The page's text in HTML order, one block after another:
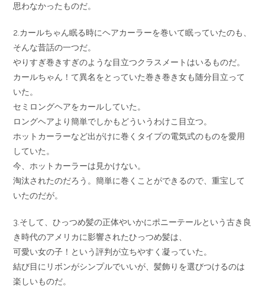
思わなかったものだ。
2.カールちゃん眠る時にヘアカーラーを巻いて眠っていたのも、
そんな昔話の一つだ。
やりすぎ巻きすぎのような目立つクラスメートはいるものだ。
カールちゃん！て異名をとっていた巻き巻き女も随分目立って
いた。
セミロングヘアをカールしていた。
ロングヘアより簡単でしかもどういうわけこ目立つ。
ホットカーラーなど出がけに巻くタイプの電気式のものを愛用
していた。
今、ホットカーラーは見かけない。
淘汰されたのだろう。簡単に巻くことができるので、重宝して
いたのだが。
3.そして、ひっつめ髪の正体やいかにポニーテールという古き良
き時代のアメリカに影響されたひっつめ髪は、
可愛い女の子！という評判が立ちやすく凝っていた。
結び目にリボンがシンプルでいいが、髪飾りを選びつけるのは
楽しいものだ。